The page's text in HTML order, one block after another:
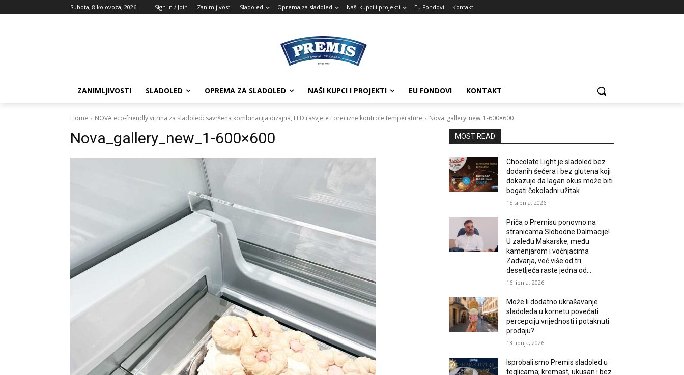
Subota, 8 kolovoza, 2026 Sign in / Join Zanimljivosti Sladoled Oprema za sladoled Naši kupci i projekti Eu Fondovi Kontakt
ZANIMLJIVOSTI SLADOLED OPREMA ZA SLADOLED NAŠI KUPCI I PROJEKTI EU FONDOVI KONTAKT
Home NOVA eco-friendly vitrina za sladoled: savršena kombinacija dizajna, LED rasvjete i precizne kontrole temperature Nova_gallery_new_1-600×600
Nova_gallery_new_1-600×600 MOST READ
Chocolate Light je sladoled bez
dodanih šećera i bez glutena koji
dokazuje da lagan okus može biti
bogati čokoladni užitak
15 srpnja, 2026
Priča o Premisu ponovno na
stranicama Slobodne Dalmacije!
U zaleđu Makarske, među
kamenjarom i voćnjacima
Zadvarja, već više od tri
desetljeća raste jedna od...
16 lipnja, 2026
Može li dodatno ukrašavanje
sladoleda u kornetu povećati
percepciju vrijednosti i potaknuti
prodaju?
13 lipnja, 2026
Isprobali smo Premis sladoled u
teglicama; kremast, ukusan i bez